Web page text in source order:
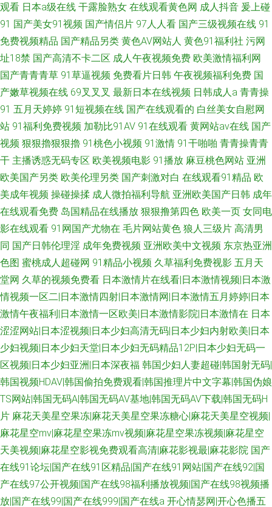
观看 日本a级在线 干露脸熟女 在线观看黄色网 成人抖音 爰上碰
91 国产美女91视频 国产情侣片 97人人看 国产三级视频在线 91
免费视频精品 国产精品另类 黄色AV网站人 黄色91福利社 污网
址18禁 国产高清不卡二区 成人午夜视频免费 欧美激情福利网
国产青青青草 91草逼视频 免费看片日韩 午夜视频福利免费 国
产嫩草视频在线 69叉叉叉 最新日本在线视频 日韩成人a 青青操
91 五月天婷婷 91短视频在线 国产在线观看的 白丝美女自慰网
站 91福利免费视频 加勒比91AV 91在线观看 黄网站av在线 国产
视频 狠狠擼狠狠擼 91桃色小视频 91激情 91干啪啪 青青操青青
干 主播诱惑无码专区 欧美视频电影 91播放 麻豆桃色网站 亚洲
欧美国产另类 欧美伦理另类 国产刺激对白 在线观看91精品 欧
美成年视频 操碰操揉 成人微拍福利导航 亚洲欧美国产日韩 成年
在线观看免费 岛国精品在线播放 狠狠撸第四色 欧美一页 女同电
影在线观看 91网国产尤物在 毛片网站黄色 狼人三级片 高清男
同 国产日韩伦理淫 成年免费视频 亚洲欧美中文视频 东京热亚洲
色图 蜜桃成人超碰网 91精品小视频 久草福利免费视影 五月天
堂网 久草的视频免费看 日本激情片在线看|日本激情视频|日本激
情视频一区二|日本激情四射|日本激情网|日本激情五月婷婷|日本
激情午夜福利|日本激情一区欧美|日本激情影院|日本激情在 日本
涩涩网站|日本涩视频|日本少妇高清无码|日本少妇内射欧美|日本
少妇视频|日本少妇天堂|日本少妇无码精品12P|日本少妇无码一
区视频|日本少妇亚洲|日本深夜福 韩国少妇人妻超碰|韩国射无码|
韩国视频HDAV|韩国偷拍免费观看|韩国推理片中文字幕|韩国伪娘
TS网站|韩国无码A|韩国无码AV基地|韩国无码AV下载|韩国无码H
片 麻花天美星空果冻|麻花天美星空果冻糖心|麻花天美星空视频|
麻花星空mv|麻花星空果冻mv视频|麻花星空果冻视频|麻花星空
天美视频|麻花星空影视免费观看高清|麻花影视最|麻花影院 国产
在线91论坛|国产在线91区精品|国产在线91网站|国产在线92|国
产在线97公开视频|国产在线98福利播放视频|国产在线98视频播
放|国产在线99|国产在线999|国产在线a 开心情瑟网|开心色播五